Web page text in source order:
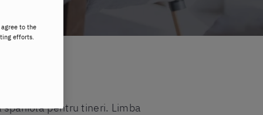
pentru tineri. Limba
to the
efforts.